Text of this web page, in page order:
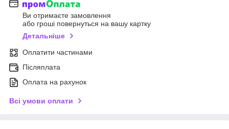
Ви отримаєте замовлення
або гроші повернуться на вашу картку
Детальніше
Оплатити частинами
Післяплата
Оплата на рахунок
Всі умови оплати